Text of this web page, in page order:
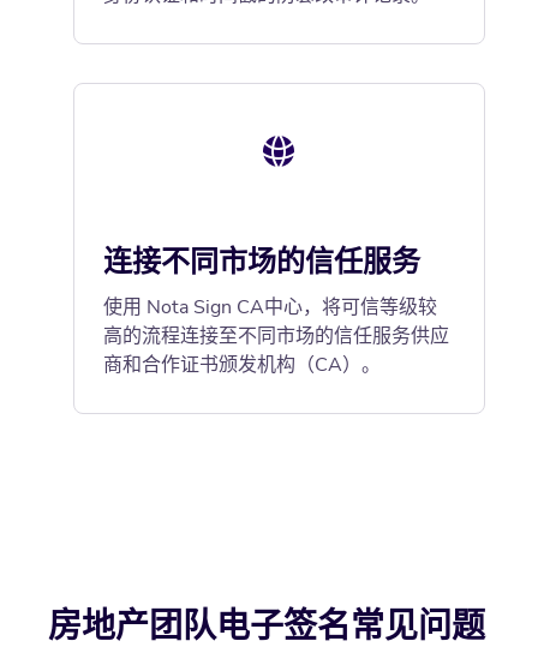
连接不同市场的信任服务
使用 Nota Sign CA中心，将可信等级较
高的流程连接至不同市场的信任服务供应
商和合作证书颁发机构（CA）。
房地产团队电子签名常见问题